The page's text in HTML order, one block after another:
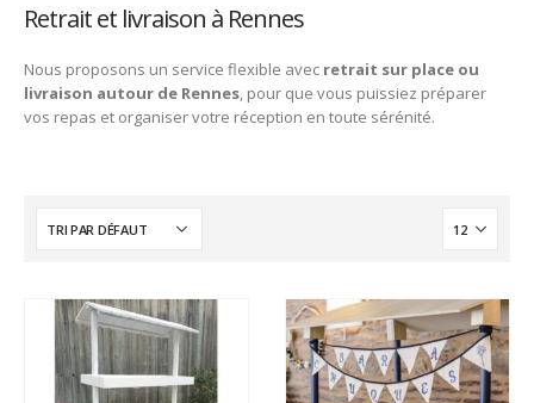
Retrait et livraison à Rennes
Nous proposons un service flexible avec retrait sur place ou
livraison autour de Rennes, pour que vous puissiez préparer
vos repas et organiser votre réception en toute sérénité.